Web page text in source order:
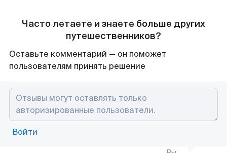
Часто летаете и знаете больше других
путешественников?
Оставьте комментарий — он поможет
пользователям принять решение
Войти